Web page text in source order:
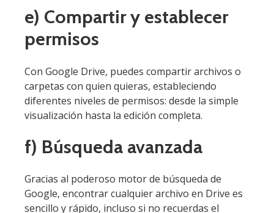
e) Compartir y establecer
permisos
Con Google Drive, puedes compartir archivos o
carpetas con quien quieras, estableciendo
diferentes niveles de permisos: desde la simple
visualización hasta la edición completa.
f) Búsqueda avanzada
Gracias al poderoso motor de búsqueda de
Google, encontrar cualquier archivo en Drive es
sencillo y rápido, incluso si no recuerdas el